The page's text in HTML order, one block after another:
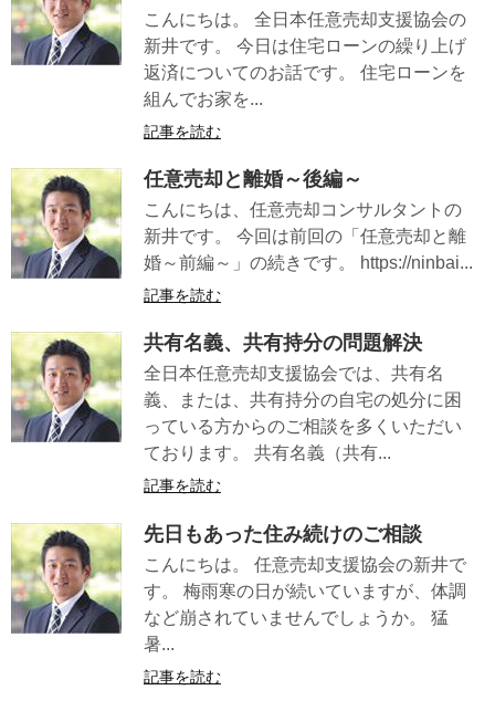
こんにちは。 全日本任意売却支援協会の
新井です。 今日は住宅ローンの繰り上げ
返済についてのお話です。 住宅ローンを
組んでお家を...
記事を読む
任意売却と離婚～後編～
こんにちは、任意売却コンサルタントの
新井です。 今回は前回の「任意売却と離
婚～前編～」の続きです。 https://ninbai...
記事を読む
共有名義、共有持分の問題解決
全日本任意売却支援協会では、共有名
義、または、共有持分の自宅の処分に困
っている方からのご相談を多くいただい
ております。 共有名義（共有...
記事を読む
先日もあった住み続けのご相談
こんにちは。 任意売却支援協会の新井で
す。 梅雨寒の日が続いていますが、体調
など崩されていませんでしょうか。 猛
暑...
記事を読む